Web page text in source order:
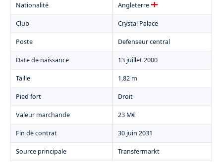
Nationalité Angleterre
Club Crystal Palace
Poste Defenseur central
Date de naissance 13 juillet 2000
Taille 1,82 m
Pied fort Droit
Valeur marchande 23 M€
Fin de contrat 30 juin 2031
Source principale Transfermarkt